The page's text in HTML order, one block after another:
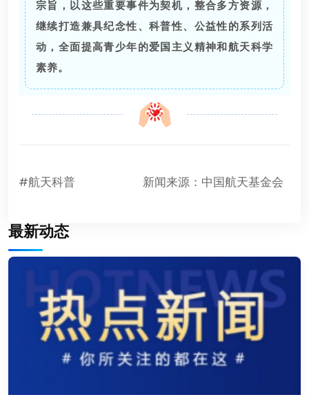
宗旨，以这些重要事件为契机，整合多方资源，
继续打造兼具纪念性、科普性、公益性的系列活
动，全面提高青少年的爱国主义精神和航天科学
素养。
#航天科普 新闻来源：中国航天基金会
最新动态